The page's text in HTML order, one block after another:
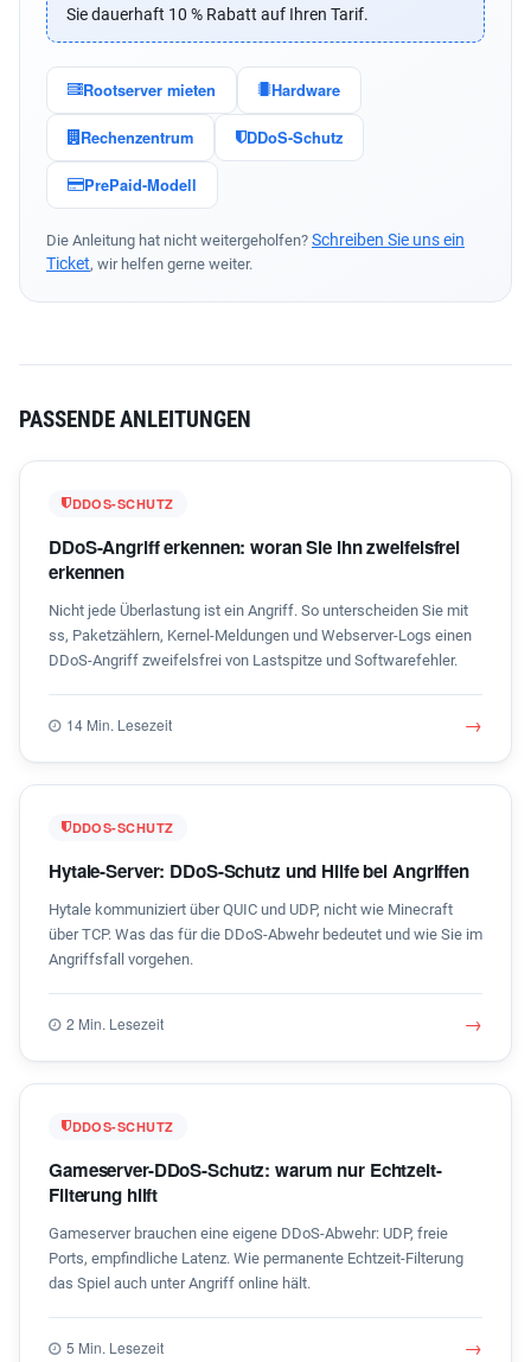
Sie dauerhaft 10 % Rabatt auf Ihren Tarif.
Rootserver mieten Hardware
Rechenzentrum DDoS-Schutz
PrePaid-Modell
Die Anleitung hat nicht weitergeholfen? Schreiben Sie uns ein
Ticket, wir helfen gerne weiter.
PASSENDE ANLEITUNGEN
DDOS-SCHUTZ
DDoS-Angriff erkennen: woran Sie ihn zweifelsfrei
erkennen
Nicht jede Überlastung ist ein Angriff. So unterscheiden Sie mit
ss, Paketzählern, Kernel-Meldungen und Webserver-Logs einen
DDoS-Angriff zweifelsfrei von Lastspitze und Softwarefehler.
14 Min. Lesezeit →
DDOS-SCHUTZ
Hytale-Server: DDoS-Schutz und Hilfe bei Angriffen
Hytale kommuniziert über QUIC und UDP, nicht wie Minecraft
über TCP. Was das für die DDoS-Abwehr bedeutet und wie Sie im
Angriffsfall vorgehen.
2 Min. Lesezeit →
DDOS-SCHUTZ
Gameserver-DDoS-Schutz: warum nur Echtzeit-
Filterung hilft
Gameserver brauchen eine eigene DDoS-Abwehr: UDP, freie
Ports, empfindliche Latenz. Wie permanente Echtzeit-Filterung
das Spiel auch unter Angriff online hält.
5 Min. Lesezeit →